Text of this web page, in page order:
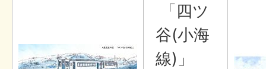
「四ツ
谷(小海
線)」